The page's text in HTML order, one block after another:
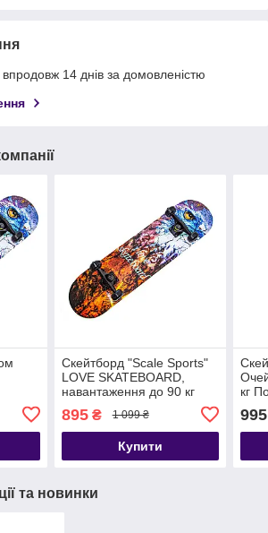
14 днів за домовленістю
Скейтборд "Scale Sports"
LOVE SKATEBOARD,
навантаження до 90 кг
895₴ 1 099 ₴
Купити
кг
995
та новинки